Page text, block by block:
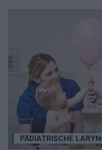
PÄDIATRISCHE